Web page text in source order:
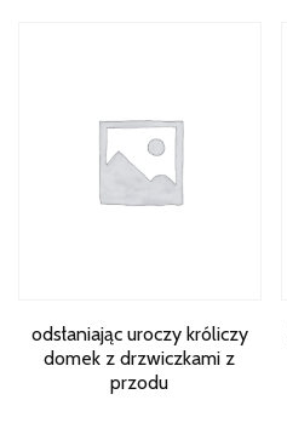
odsłaniając uroczy króliczy
domek z drzwiczkami z
przodu